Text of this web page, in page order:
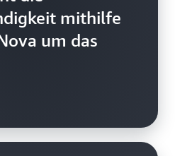
mithilfe
um das